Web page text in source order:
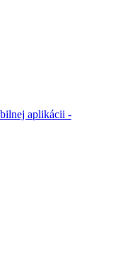
aplikácii -